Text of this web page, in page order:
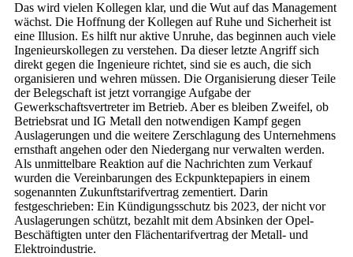
Das wird vielen Kollegen klar, und die Wut auf das Management
wächst. Die Hoffnung der Kollegen auf Ruhe und Sicherheit ist
eine Illusion. Es hilft nur aktive Unruhe, das beginnen auch viele
Ingenieurskollegen zu verstehen. Da dieser letzte Angriff sich
direkt gegen die Ingenieure richtet, sind sie es auch, die sich
organisieren und wehren müssen. Die Organisierung dieser Teile
der Belegschaft ist jetzt vorrangige Aufgabe der
Gewerkschaftsvertreter im Betrieb. Aber es bleiben Zweifel, ob
Betriebsrat und IG Metall den notwendigen Kampf gegen
Auslagerungen und die weitere Zerschlagung des Unternehmens
ernsthaft angehen oder den Niedergang nur verwalten werden.
Als unmittelbare Reaktion auf die Nachrichten zum Verkauf
wurden die Vereinbarungen des Eckpunktepapiers in einem
sogenannten Zukunftstarifvertrag zementiert. Darin
festgeschrieben: Ein Kündigungsschutz bis 2023, der nicht vor
Auslagerungen schützt, bezahlt mit dem Absinken der Opel-
Beschäftigten unter den Flächentarifvertrag der Metall- und
Elektroindustrie.